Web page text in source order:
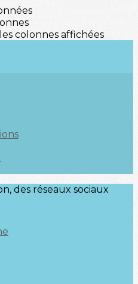
colonnes affichées
des réseaux sociaux